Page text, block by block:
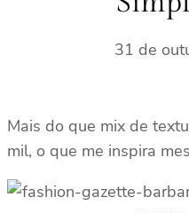
31 de
Mais do que mix de
mil, o que me inspira